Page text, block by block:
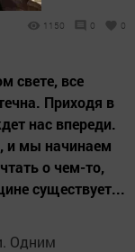
1150 0 0
свете, все
Приходя в
нас впереди.
и мы начинаем
о чем-то,
существует...
Одним